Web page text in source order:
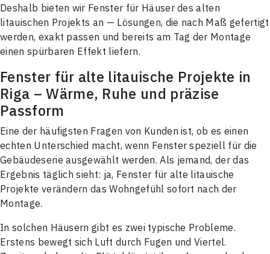
Deshalb bieten wir Fenster für Häuser des alten
litauischen Projekts an — Lösungen, die nach Maß gefertigt
werden, exakt passen und bereits am Tag der Montage
einen spürbaren Effekt liefern.
Fenster für alte litauische Projekte in
Riga – Wärme, Ruhe und präzise
Passform
Eine der häufigsten Fragen von Kunden ist, ob es einen
echten Unterschied macht, wenn Fenster speziell für die
Gebäudeserie ausgewählt werden. Als jemand, der das
Ergebnis täglich sieht: ja, Fenster für alte litauische
Projekte verändern das Wohngefühl sofort nach der
Montage.
In solchen Häusern gibt es zwei typische Probleme.
Erstens bewegt sich Luft durch Fugen und Viertel.